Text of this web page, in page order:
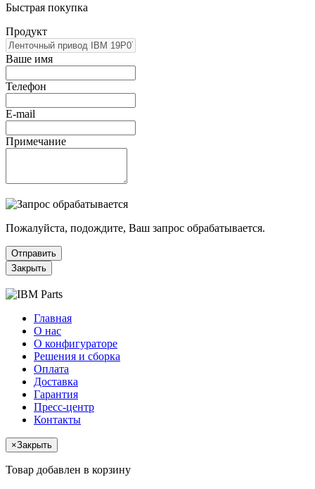
Быстрая покупка
Продукт
Ваше имя
Телефон
E-mail
Примечание
Пожалуйста, подождите, Ваш запрос обрабатывается.
Отправить
Закрыть
Главная
О нас
О конфигураторе
Решения и сборка
Оплата
Доставка
Гарантия
Пресс-центр
Контакты
×Закрыть
Товар добавлен в корзину